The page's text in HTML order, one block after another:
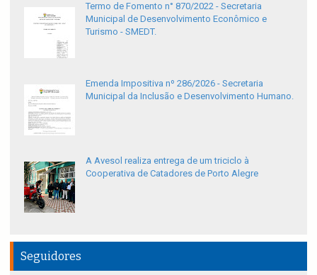
Termo de Fomento n° 870/2022 - Secretaria
Municipal de Desenvolvimento Econômico e
Turismo - SMEDT.
Emenda Impositiva nº 286/2026 - Secretaria
Municipal da Inclusão e Desenvolvimento Humano.
A Avesol realiza entrega de um triciclo à
Cooperativa de Catadores de Porto Alegre
Seguidores